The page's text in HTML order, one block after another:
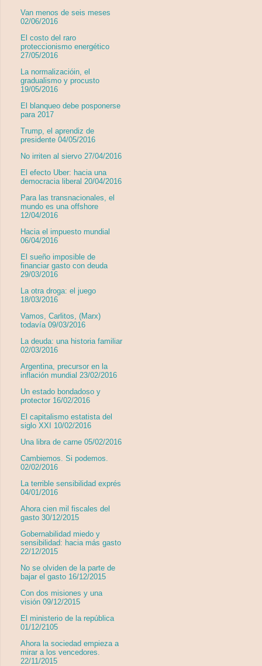
Van menos de seis meses
02/06/2016
El costo del raro
proteccionismo energético
27/05/2016
La normalizacióin, el
gradualismo y procusto
19/05/2016
El blanqueo debe posponerse
para 2017
Trump, el aprendiz de
presidente 04/05/2016
No irriten al siervo 27/04/2016
El efecto Uber: hacia una
democracia liberal 20/04/2016
Para las transnacionales, el
mundo es una offshore
12/04/2016
Hacia el impuesto mundial
06/04/2016
El sueño imposible de
financiar gasto con deuda
29/03/2016
La otra droga: el juego
18/03/2016
Vamos, Carlitos, (Marx)
todavía 09/03/2016
La deuda: una historia familiar
02/03/2016
Argentina, precursor en la
inflación mundial 23/02/2016
Un estado bondadoso y
protector 16/02/2016
El capitalismo estatista del
siglo XXI 10/02/2016
Una libra de carne 05/02/2016
Cambiemos. Si podemos.
02/02/2016
La terrible sensibilidad exprés
04/01/2016
Ahora cien mil fiscales del
gasto 30/12/2015
Gobernabilidad miedo y
sensibilidad: hacia más gasto
22/12/2015
No se olviden de la parte de
bajar el gasto 16/12/2015
Con dos misiones y una
visión 09/12/2015
El ministerio de la república
01/12/2105
Ahora la sociedad empieza a
mirar a los vencedores.
22/11/2015